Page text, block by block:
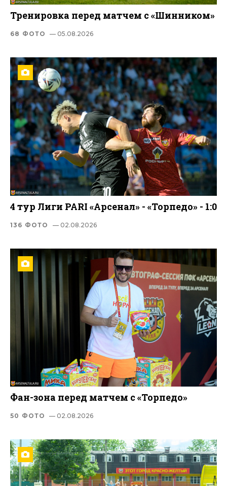
Тренировка перед матчем с «Шинником»
68 ФОТО — 05.08.2026
4 тур Лиги PARI «Арсенал» - «Торпедо» - 1:0
136 ФОТО — 02.08.2026
Фан-зона перед матчем с «Торпедо»
50 ФОТО — 02.08.2026